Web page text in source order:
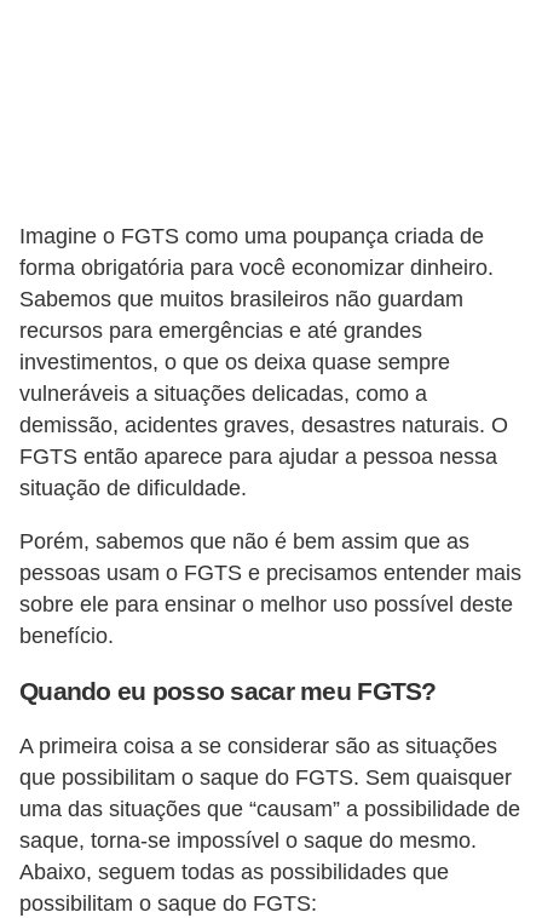
Imagine o FGTS como uma poupança criada de
forma obrigatória para você economizar dinheiro.
Sabemos que muitos brasileiros não guardam
recursos para emergências e até grandes
investimentos, o que os deixa quase sempre
vulneráveis a situações delicadas, como a
demissão, acidentes graves, desastres naturais. O
FGTS então aparece para ajudar a pessoa nessa
situação de dificuldade.
Porém, sabemos que não é bem assim que as
pessoas usam o FGTS e precisamos entender mais
sobre ele para ensinar o melhor uso possível deste
benefício.
Quando eu posso sacar meu FGTS?
A primeira coisa a se considerar são as situações
que possibilitam o saque do FGTS. Sem quaisquer
uma das situações que “causam” a possibilidade de
saque, torna-se impossível o saque do mesmo.
Abaixo, seguem todas as possibilidades que
possibilitam o saque do FGTS:
i
ç
õ
e
s
f
i
n
c
e
r
a
s
C
â
m